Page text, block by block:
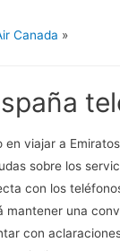
Canada »
en viajar a
sobre los
con los
mantener una
con